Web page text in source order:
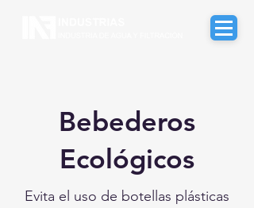
Bebederos
Ecológicos
Evita el uso de botellas plásticas